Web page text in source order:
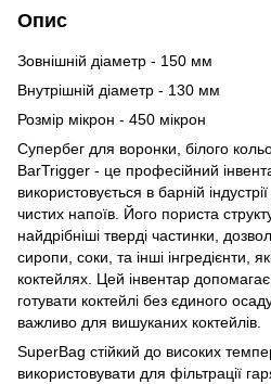
Опис
Зовнішній діаметр - 150 мм
Внутрішній діаметр - 130 мм
Розмір мікрон - 450 мікрон
Супербег для воронки, білого
BarTrigger - це професійний
використовується в барній
чистих напоїв. Його пориста
найдрібніші тверді частинки,
сиропи, соки, та інші інгредієнти,
коктейлях. Цей інвентар
готувати коктейлі без єдиного
важливо для вишуканих коктейлів.
SuperBag стійкий до високих
використовувати для фільтрації